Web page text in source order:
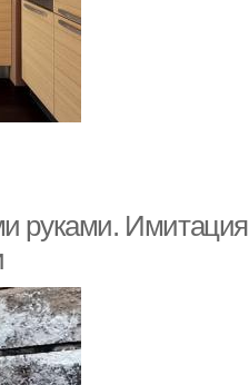
руками. Имитация